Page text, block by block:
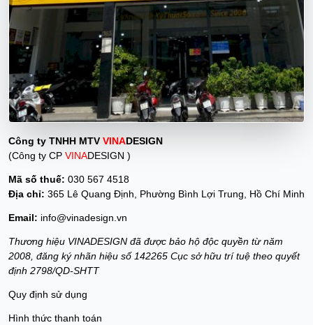
Công ty TNHH MTVVINADESIGN
(Công ty CP VINADESIGN )
Mã số thuế: 030 567 4518
Địa chỉ: 365 Lê Quang Định, Phường Bình Lợi Trung, Hồ Chí Minh
Email: info@vinadesign.vn
Thương hiệu VINADESIGN đã được bảo hộ độc quyền từ năm
2008, đăng ký nhãn hiệu số 142265 Cục sở hữu trí tuệ theo quyết
định 2798/QD-SHTT
Quy định sử dụng
Hình thức thanh toán